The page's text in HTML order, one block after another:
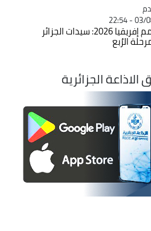
كأس أمم إفريقيا 2026: سيدات الجزائر
الرُبع
الجزائرية